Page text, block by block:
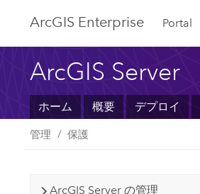
ArcGIS Enterprise Portal
ArcGIS Server
ホーム 概要 デプロイ
管理 保護
ArcGIS Server の管理